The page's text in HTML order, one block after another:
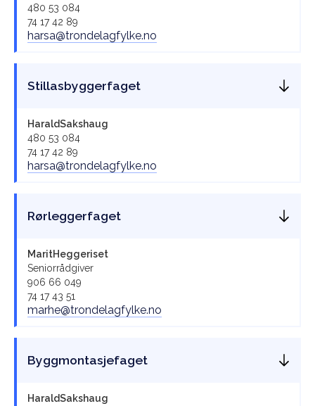
480 53 084
74 17 42 89
harsa@trondelagfylke.no
Stillasbyggerfaget
HaraldSakshaug
480 53 084
74 17 42 89
harsa@trondelagfylke.no
Rørleggerfaget
MaritHeggeriset
Seniorrådgiver
906 66 049
74 17 43 51
marhe@trondelagfylke.no
Byggmontasjefaget
HaraldSakshaug